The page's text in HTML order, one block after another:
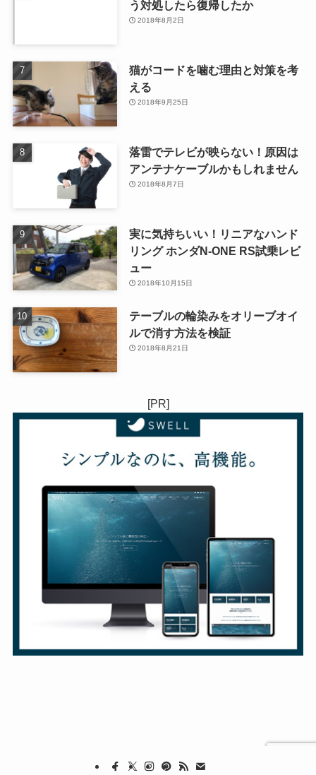
う対処したら復帰したか
2018年8月2日
猫がコードを噛む理由と対策を考
える
2018年9月25日
落雷でテレビが映らない！原因は
アンテナケーブルかもしれません
2018年8月7日
実に気持ちいい！リニアなハンド
リング ホンダN-ONE RS試乗レビ
ュー
2018年10月15日
テーブルの輪染みをオリーブオイ
ルで消す方法を検証
2018年8月21日
[PR]